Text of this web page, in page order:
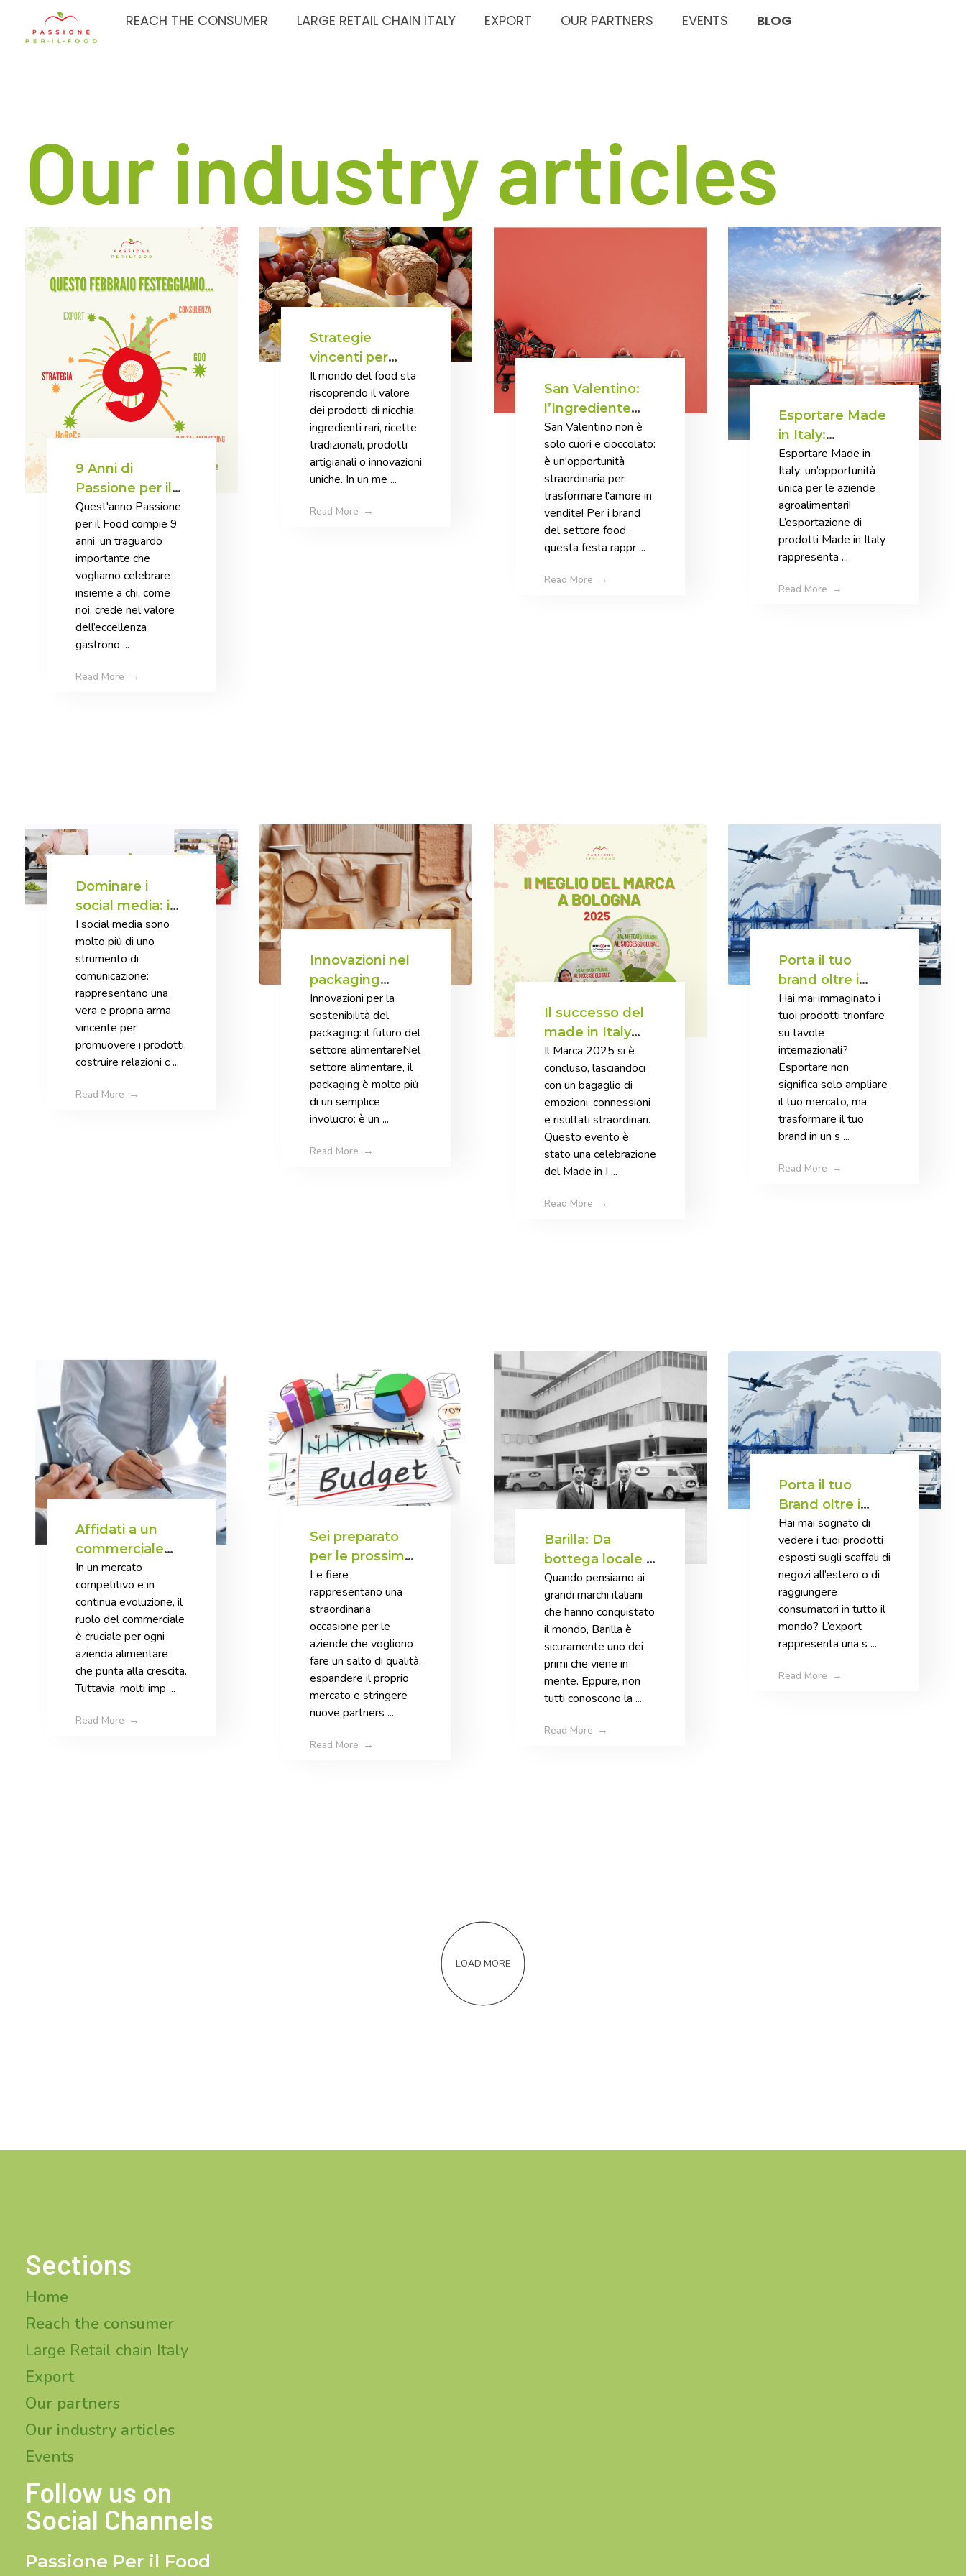
REACH THE CONSUMER LARGE RETAIL CHAIN ITALY EXPORT OUR PARTNERS EVENTS BLOG
Our industry articles
9 Anni di
Passione per il
Food: Crescita,
innovazione e
nuove
opportunità
Quest'anno Passione
per il Food compie 9
anni, un traguardo
importante che
vogliamo celebrare
insieme a chi, come
noi, crede nel valore
dell’eccellenza
gastrono ...
Read More
Strategie
vincenti per
prodotti di
nicchia
Il mondo del food sta
riscoprendo il valore
dei prodotti di nicchia:
ingredienti rari, ricette
tradizionali, prodotti
artigianali o innovazioni
uniche. In un me ...
Read More
San Valentino:
l’Ingrediente
segreto per far
crescere il tuo
business food
nella GDO
San Valentino non è
solo cuori e cioccolato:
è un'opportunità
straordinaria per
trasformare l'amore in
vendite! Per i brand
del settore food,
questa festa rappr ...
Read More
Esportare Made
in Italy:
un’opportunità
unica per le
aziende
agroalimentari
Esportare Made in
Italy: un’opportunità
unica per le aziende
agroalimentari!
L’esportazione di
prodotti Made in Italy
rappresenta ...
Read More
Dominare i
social media: i
segreti per il
successo nel
settore
agroalimentare
I social media sono
molto più di uno
strumento di
comunicazione:
rappresentano una
vera e propria arma
vincente per
promuovere i prodotti,
costruire relazioni c ...
Read More
Innovazioni nel
packaging
sostenibile
Innovazioni per la
sostenibilità del
packaging: il futuro del
settore alimentareNel
settore alimentare, il
packaging è molto più
di un semplice
involucro: è un ...
Read More
Il successo del
made in Italy
vola oltre i
confini
Il Marca 2025 si è
concluso, lasciandoci
con un bagaglio di
emozioni, connessioni
e risultati straordinari.
Questo evento è
stato una celebrazione
del Made in I ...
Read More
Porta il tuo
brand oltre i
confini con
Passione per il
Food
Hai mai immaginato i
tuoi prodotti trionfare
su tavole
internazionali?
Esportare non
significa solo ampliare
il tuo mercato, ma
trasformare il tuo
brand in un s ...
Read More
Affidati a un
commerciale
esperto: il
segreto per far
crescere la tua
azienda
agroalimentare
In un mercato
competitivo e in
continua evoluzione, il
ruolo del commerciale
è cruciale per ogni
azienda alimentare
che punta alla crescita.
Tuttavia, molti imp ...
Read More
Sei preparato
per le prossime
fiere?
Le fiere
rappresentano una
straordinaria
occasione per le
aziende che vogliono
fare un salto di qualità,
espandere il proprio
mercato e stringere
nuove partners ...
Read More
Barilla: Da
bottega locale a
leader globale
nel settore
alimentare
Quando pensiamo ai
grandi marchi italiani
che hanno conquistato
il mondo, Barilla è
sicuramente uno dei
primi che viene in
mente. Eppure, non
tutti conoscono la ...
Read More
Porta il tuo
Brand oltre i
confini con
l’export
alimentare
Hai mai sognato di
vedere i tuoi prodotti
esposti sugli scaffali di
negozi all’estero o di
raggiungere
consumatori in tutto il
mondo? L’export
rappresenta una s ...
Read More
LOAD MORE
Sections
Home
Reach the consumer
Large Retail chain Italy
Export
Our partners
Our industry articles
Events
Follow us on
Social Channels
Passione Per il Food